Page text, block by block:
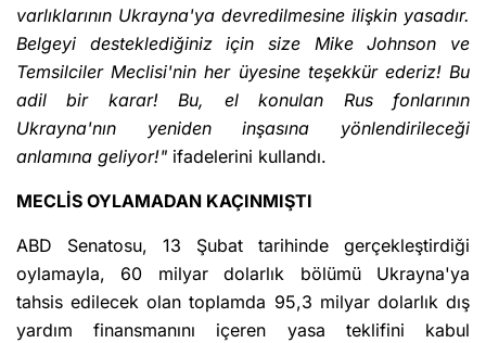
varlıklarının Ukrayna'ya devredilmesine ilişkin yasadır.
Belgeyi desteklediğiniz için size Mike Johnson ve
Temsilciler Meclisi'nin her üyesine teşekkür ederiz! Bu
adil bir karar! Bu, el konulan Rus fonlarının
Ukrayna'nın yeniden inşasına yönlendirileceği
anlamına geliyor!" ifadelerini kullandı.
MECLİS OYLAMADAN KAÇINMIŞTI
ABD Senatosu, 13 Şubat tarihinde gerçekleştirdiği
oylamayla, 60 milyar dolarlık bölümü Ukrayna'ya
tahsis edilecek olan toplamda 95,3 milyar dolarlık dış
yardım finansmanını içeren yasa teklifini kabul